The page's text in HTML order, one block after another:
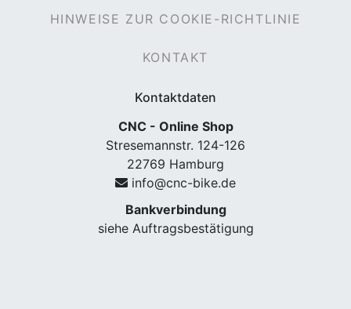
HINWEISE ZUR COOKIE-RICHTLINIE
KONTAKT
Kontaktdaten
CNC - Online Shop
Stresemannstr. 124-126
22769 Hamburg
info@cnc-bike.de
Bankverbindung
siehe Auftragsbestätigung